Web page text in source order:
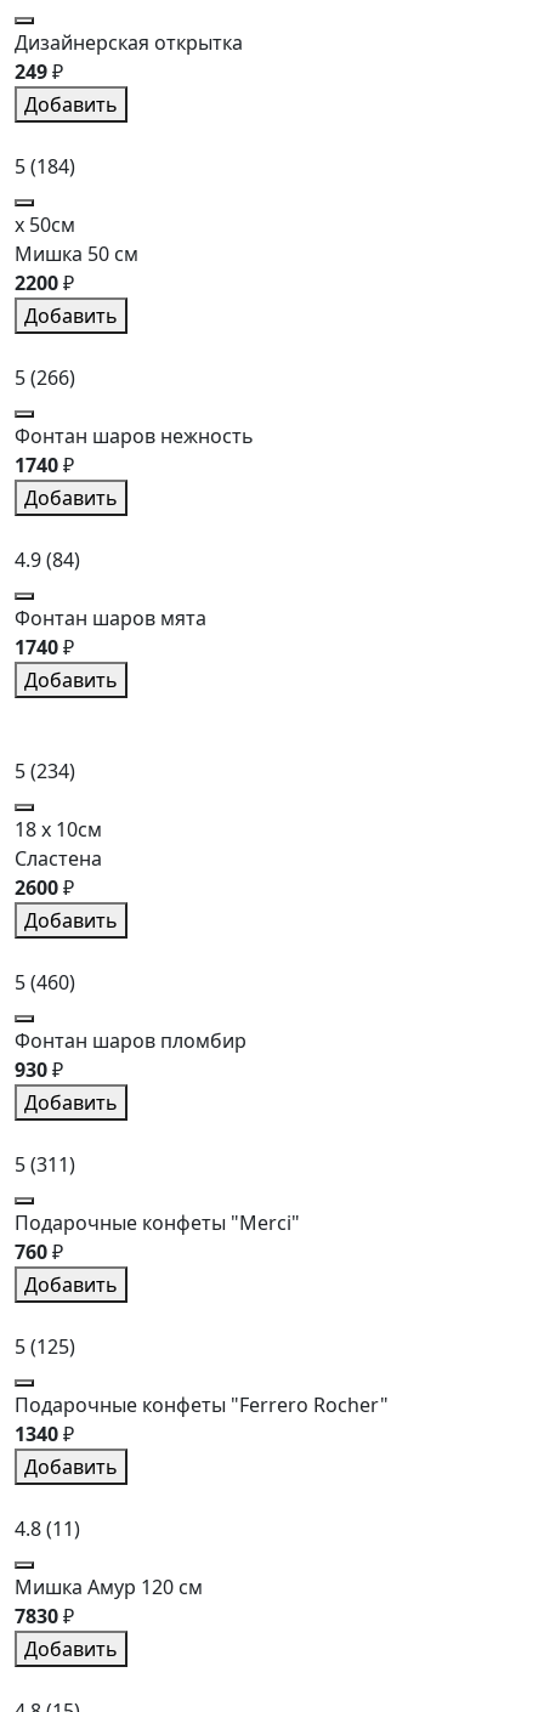
Дизайнерская открытка
249₽
Добавить
5(184)
x 50см
Мишка 50 см
2200₽
Добавить
5(266)
Фонтан шаров нежность
1740₽
Добавить
4.9(84)
Фонтан шаров мята
1740₽
Добавить
5(234)
18 x 10см
Сластена
2600₽
Добавить
5(460)
Фонтан шаров пломбир
930₽
Добавить
5(311)
Подарочные конфеты "Merci"
760₽
Добавить
5(125)
Подарочные конфеты "Ferrero Rocher"
1340₽
Добавить
4.8(11)
Мишка Амур 120 см
7830₽
Добавить